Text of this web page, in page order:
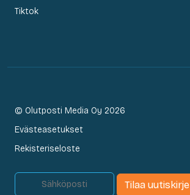
Tiktok
© Olutposti Media Oy 2026
Evästeasetukset
Rekisteriseloste
Tilaa uutiskirje